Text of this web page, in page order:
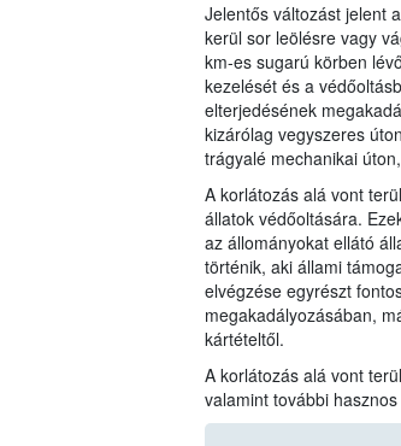
Jelentős változást jelent
kerül sor leölésre vagy
km-es sugarú körben
kezelését és a
elterjedésének
kizárólag vegyszeres
trágyalé mechanikai
A korlátozás alá vont
állatok védőoltására.
az állományokat ellátó
történik, aki állami
elvégzése egyrészt
megakadályozásában,
kártételtől.
A korlátozás alá vont
valamint további